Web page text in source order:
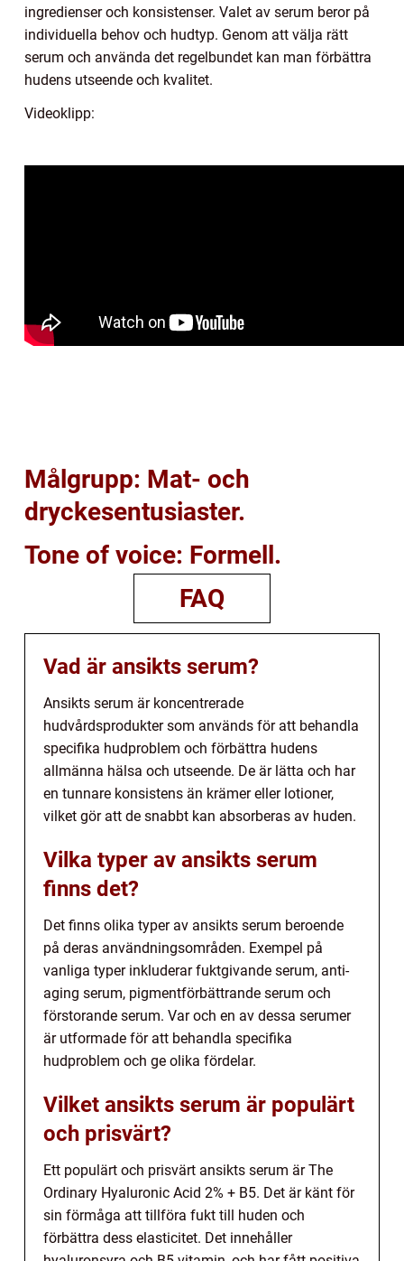
ingredienser och konsistenser. Valet av serum beror på
individuella behov och hudtyp. Genom att välja rätt
serum och använda det regelbundet kan man förbättra
hudens utseende och kvalitet.
Videoklipp:
Målgrupp: Mat- och
dryckesentusiaster.
Tone of voice: Formell.
FAQ
Vad är ansikts serum?
Ansikts serum är koncentrerade
hudvårdsprodukter som används för att behandla
specifika hudproblem och förbättra hudens
allmänna hälsa och utseende. De är lätta och har
en tunnare konsistens än krämer eller lotioner,
vilket gör att de snabbt kan absorberas av huden.
Vilka typer av ansikts serum
finns det?
Det finns olika typer av ansikts serum beroende
på deras användningsområden. Exempel på
vanliga typer inkluderar fuktgivande serum, anti-
aging serum, pigmentförbättrande serum och
förstorande serum. Var och en av dessa serumer
är utformade för att behandla specifika
hudproblem och ge olika fördelar.
Vilket ansikts serum är populärt
och prisvärt?
Ett populärt och prisvärt ansikts serum är The
Ordinary Hyaluronic Acid 2% + B5. Det är känt för
sin förmåga att tillföra fukt till huden och
förbättra dess elasticitet. Det innehåller